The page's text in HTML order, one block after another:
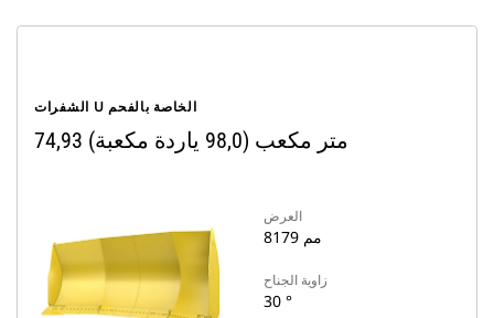
الشفرات U الخاصة بالفحم
74,93 متر مكعب (98,0 ياردة مكعبة)
العرض
8179 مم
زاوية الجناح
30 °